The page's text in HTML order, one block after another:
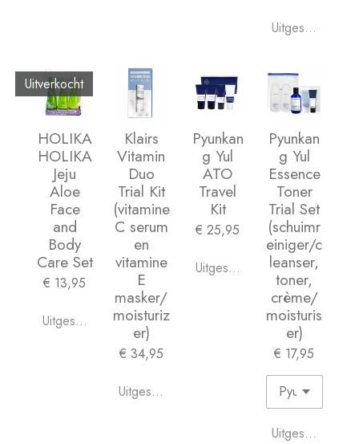
Uitgeschakeld
Uitverkocht
HOLIKA
HOLIKA
Jeju
Aloe
Face
and
Body
Care Set
€ 13,95
Uitgeschakeld
Klairs
Vitamin
Duo
Trial Kit
(vitamine
C serum
en
vitamine
E
masker/
moisturiz
er)
€ 34,95
Uitgeschakeld
Pyunkan
g Yul
ATO
Travel
Kit
€ 25,95
Uitgeschakeld
Pyunkan
g Yul
Essence
Toner
Trial Set
(schuimr
einiger/c
leanser,
toner,
crème/
moisturis
er)
€ 17,95
Uitgeschakeld